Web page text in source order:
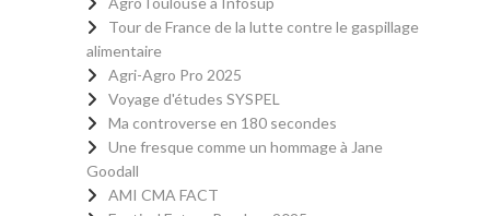
Tour de France de la lutte contre le gaspillage
alimentaire
Agri-Agro Pro 2025
Voyage d'études SYSPEL
Ma controverse en 180 secondes
Une fresque comme un hommage à Jane
Goodall
AMI CMA FACT